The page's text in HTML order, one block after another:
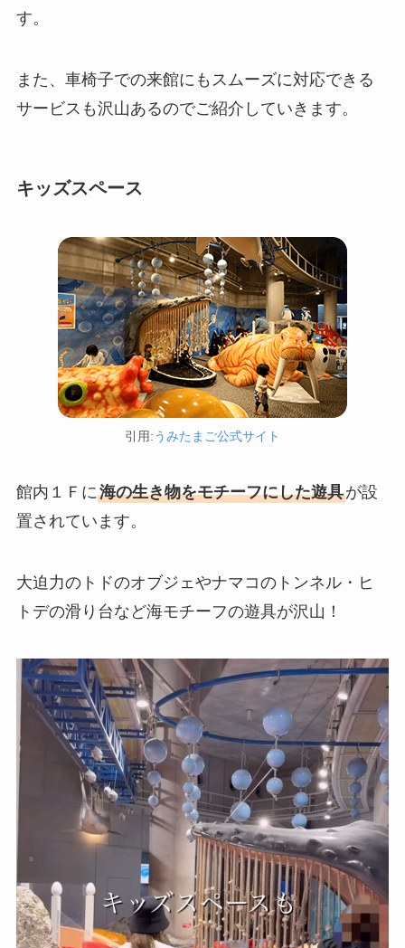
す。
また、車椅子での来館にもスムーズに対応できる
サービスも沢山あるのでご紹介していきます。
キッズスペース
引用:うみたまご公式サイト
館内１Ｆに海の生き物をモチーフにした遊具が設
置されています。
大迫力のトドのオブジェやナマコのトンネル・ヒ
トデの滑り台など海モチーフの遊具が沢山！